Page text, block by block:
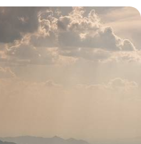
Malawi sur un plateau
à la rencontre d'un pays imprégné
le Malawi de demain